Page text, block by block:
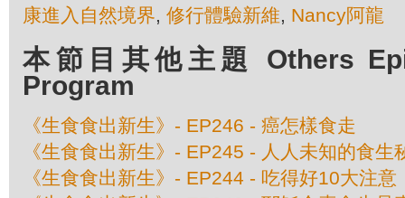
康進入自然境界, 修行體驗新維, Nancy阿龍
本節目其他主題 Others
Program
《生食食出新生》- EP246 - 癌怎樣食走
《生食食出新生》- EP245 - 人人未知的食生
《生食食出新生》- EP244 - 吃得好10大注意